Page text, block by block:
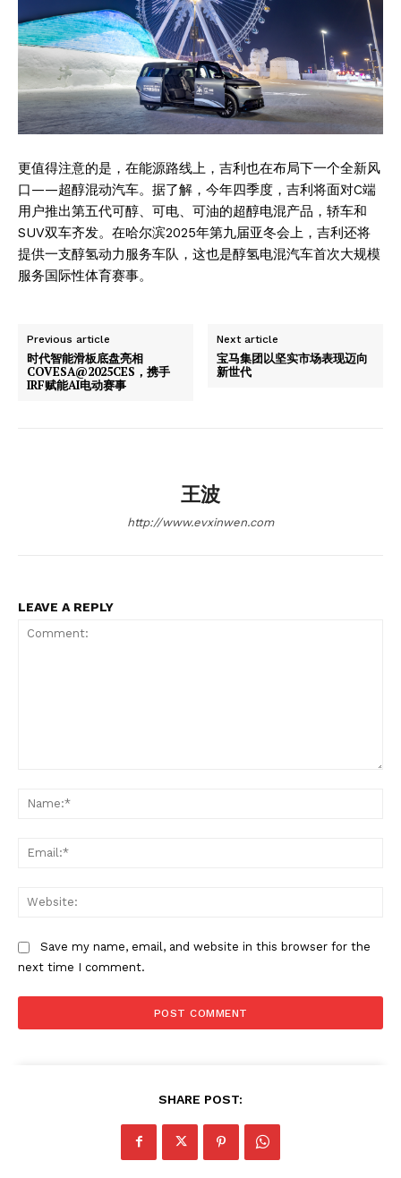
SUBSCRIBE NOW
Company
Contact us
Subscription Plans
更值得注意的是，在能源路线上，吉利也在布局下一个全新风
口——超醇混动汽车。据了解，今年四季度，吉利将面对C端
用户推出第五代可醇、可电、可油的超醇电混产品，轿车和
SUV双车齐发。在哈尔滨2025年第九届亚冬会上，吉利还将
提供一支醇氢动力服务车队，这也是醇氢电混汽车首次大规模
服务国际性体育赛事。
Previous article
时代智能滑板底盘亮相
COVESA@2025CES，携手
IRF赋能AI电动赛事
Next article
宝马集团以坚实市场表现迈向
新世代
王波
http://www.evxinwen.com
LEAVE A REPLY
Save my name, email, and website in this browser for the
next time I comment.
SHARE POST: